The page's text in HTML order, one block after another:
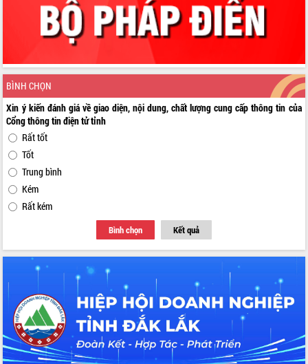
BÌNH CHỌN
Xin ý kiến đánh giá về giao diện, nội dung, chất lượng cung cấp thông tin của
Cổng thông tin điện tử tỉnh
Rất tốt
Tốt
Trung bình
Kém
Rất kém
Bình chọn Kết quả